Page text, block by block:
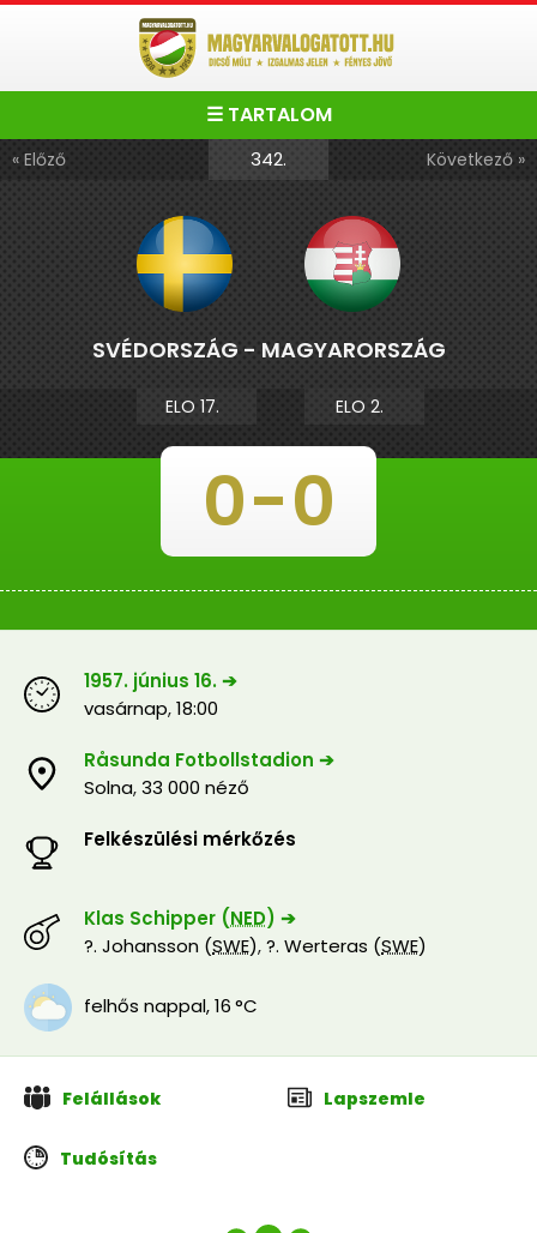
☰ TARTALOM
« Előző 342. Következő »
SVÉDORSZÁG - MAGYARORSZÁG
ELO 17. ELO 2.
0-0
1957. június 16. ➔
vasárnap,18:00
Råsunda Fotbollstadion ➔
Solna,33 000 néző
Felkészülési mérkőzés
Klas Schipper (NED) ➔
?. Johansson (SWE),?. Werteras (SWE)
felhős nappal,16 °C
Felállások Lapszemle
Tudósítás